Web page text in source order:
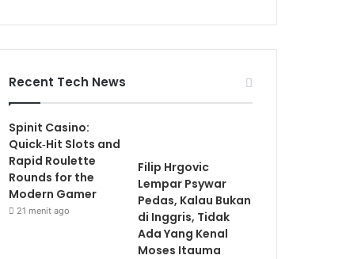
Recent Tech News
Spinit Casino:
Quick‑Hit Slots and
Rapid Roulette
Rounds for the
Modern Gamer
21 menit ago
Filip Hrgovic
Lempar Psywar
Pedas, Kalau Bukan
di Inggris, Tidak
Ada Yang Kenal
Moses Itauma